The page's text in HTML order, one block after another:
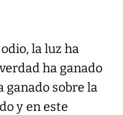
la luz ha
ha ganado
ganado sobre la
y en este